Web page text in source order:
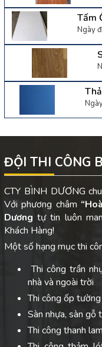
Tấm
Ngày
ĐỘI THI CÔNG
CTY BÌNH DƯƠNG
Với phương châm
Dươngtự tin luôn
Khách Hàng!
Một số hạng mục thi
Thi công trần
nhà và ngoài trời
Thi công ốp
Sàn nhựa, sàn gỗ
Thi công thanh